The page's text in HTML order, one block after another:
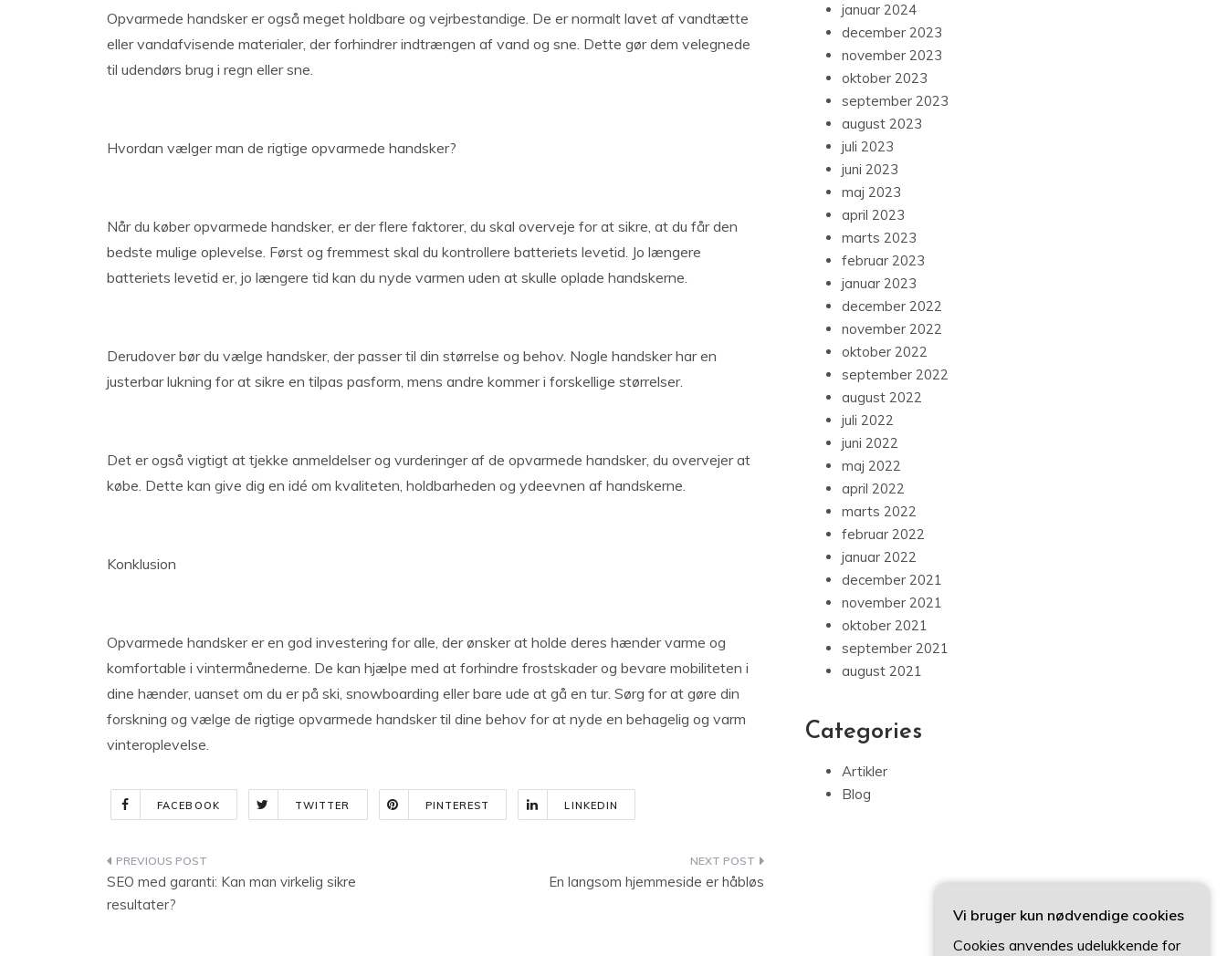
Opvarmede handsker er også meget holdbare og vejrbestandige. De er normalt lavet af vandtætte
eller vandafvisende materialer, der forhindrer indtrængen af vand og sne. Dette gør dem velegnede
til udendørs brug i regn eller sne.
Hvordan vælger man de rigtige opvarmede handsker?
Når du køber opvarmede handsker, er der flere faktorer, du skal overveje for at sikre, at du får den
bedste mulige oplevelse. Først og fremmest skal du kontrollere batteriets levetid. Jo længere
batteriets levetid er, jo længere tid kan du nyde varmen uden at skulle oplade handskerne.
Derudover bør du vælge handsker, der passer til din størrelse og behov. Nogle handsker har en
justerbar lukning for at sikre en tilpas pasform, mens andre kommer i forskellige størrelser.
Det er også vigtigt at tjekke anmeldelser og vurderinger af de opvarmede handsker, du overvejer at
købe. Dette kan give dig en idé om kvaliteten, holdbarheden og ydeevnen af handskerne.
Konklusion
Opvarmede handsker er en god investering for alle, der ønsker at holde deres hænder varme og
komfortable i vintermånederne. De kan hjælpe med at forhindre frostskader og bevare mobiliteten i
dine hænder, uanset om du er på ski, snowboarding eller bare ude at gå en tur. Sørg for at gøre din
forskning og vælge de rigtige opvarmede handsker til dine behov for at nyde en behagelig og varm
vinteroplevelse.
FACEBOOK TWITTER PINTEREST LINKEDIN
Indlægsnavigation
SEO med garanti: Kan man virkelig sikre
resultater?
En langsom hjemmeside er håbløs
januar 2024
december 2023
november 2023
oktober 2023
september 2023
august 2023
juli 2023
juni 2023
maj 2023
april 2023
marts 2023
februar 2023
januar 2023
december 2022
november 2022
oktober 2022
september 2022
august 2022
juli 2022
juni 2022
maj 2022
april 2022
marts 2022
februar 2022
januar 2022
december 2021
november 2021
oktober 2021
september 2021
august 2021
Categories
Artikler
Blog
Vi bruger kun nødvendige cookies
Cookies anvendes udelukkende for